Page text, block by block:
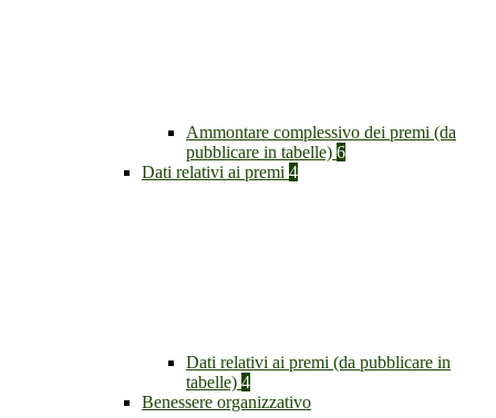
Ammontare complessivo dei premi (da
pubblicare in tabelle) 6
Dati relativi ai premi 4
Dati relativi ai premi (da pubblicare in
tabelle) 4
Benessere organizzativo